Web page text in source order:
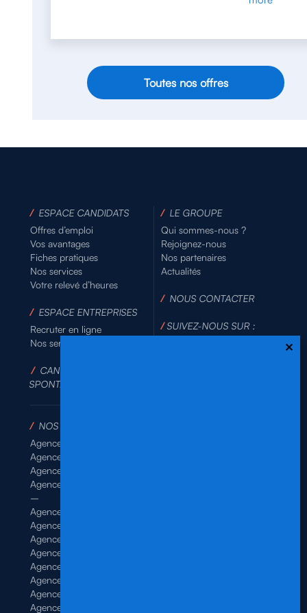
Toutes nos offres
/ ESPACE CANDIDATS
Offres d’emploi
Vos avantages
Fiches pratiques
Nos services
Votre relevé d’heures
/ ESPACE ENTREPRISES
Recruter en ligne
Nos services
/ CANDIDATURE
SPONTANÉE
/ LE GROUPE
Qui sommes-nous ?
Rejoignez-nous
Nos partenaires
Actualités
/NOUS CONTACTER
/SUIVEZ-NOUS SUR :
/ NOS AGENCES
Agence de Rennes Industrie
Agence de Rennes Généraliste
Agence de Rennes BTP
Agence de Rennes Tertiaire
–
Agence de Brest
Agence de Dinan
Agence de Lamballe
Agence de Landivisiau
Agence de Pontivy
Agence de Quimper
Agence de Quimperlé
Agence de Saint-Brieuc